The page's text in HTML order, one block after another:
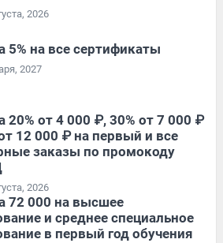
2026
5% на все сертификаты
2027
20% от 4 000 ₽, 30% от 7 000 ₽
12 000 ₽ на первый и все
заказы по промокоду
2026
72 000 на высшее
и среднее специальное
в первый год обучения